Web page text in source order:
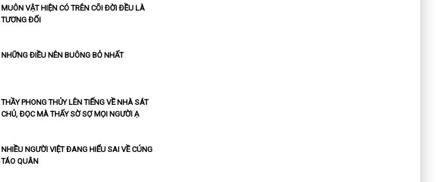
MUÔN VẬT HIỆN CÓ TRÊN CÕI ĐỜI ĐỀU LÀ
TƯƠNG ĐỐI
NHỮNG ĐIỀU NÊN BUÔNG BỎ NHẤT
THẦY PHONG THỦY LÊN TIẾNG VỀ NHÀ SÁT
CHỦ, ĐỌC MÀ THẤY SỜ SỢ MỌI NGƯỜI Ạ
NHIỀU NGƯỜI VIỆT ĐANG HIỂU SAI VỀ CÚNG
TÁO QUÂN